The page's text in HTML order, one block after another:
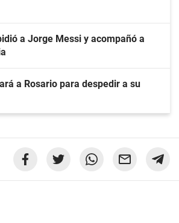
a Jorge Messi y acompañó a
a Rosario para despedir a su